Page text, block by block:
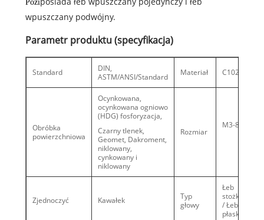
Pozi
wpuszczany podwójny.
Parametr produktu (specyfikacja)
Standard
DIN,
ASTM/ANSI/Standard
Materiał C1022A
Obróbka
powierzchniowa
Ocynkowana,
ocynkowana ogniowo
(HDG) fosforyzacja,
Czarny tlenek,
Geomet, Dakroment,
niklowany,
cynkowany i
niklowany
Rozmiar
M3-8
Zjednoczyć Kawałek
Typ
głowy
Łeb
stożkowy
/ Łeb
płaski